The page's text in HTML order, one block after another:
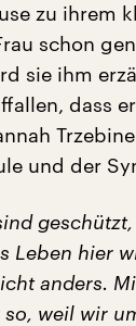
zu ihrem
schon
sie ihm
dass
und der
Leben hier
anders.
weil wir